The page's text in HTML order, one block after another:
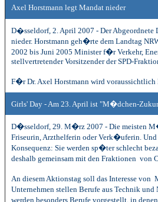
Axel Horstmann legt Mandat nieder
D�sseldorf, 2. April 2007 - Der Abgeordnete
nieder. Horstmann geh�rte dem Landtag
2002 bis Juni 2005 Minister f�r Verkehr,
stellvertretender Vorsitzender der SPD-
F�r Dr. Axel Horstmann wird voraussichtlich
Girls' Day - Am 23. April ist "M�dchen-
D�sseldorf, 29. M�rz 2007 - Die meisten
Friseurin, Arzthelferin oder Verk�uferin. Und
Konsequenz: Sie werden sp�ter schlecht
deshalb gemeinsam mit den Fraktionen
An diesem Aktionstag soll das Interesse
Unternehmen stellen Berufe aus Technik
werden besonders Berufe vorgestellt, in